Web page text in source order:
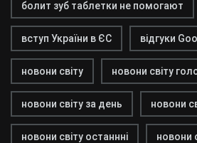
болит зуб таблетки не помогают
вступ України в ЄС відгуки
новони світу новони світу
новони світу за день новони
новони світу останнні новони